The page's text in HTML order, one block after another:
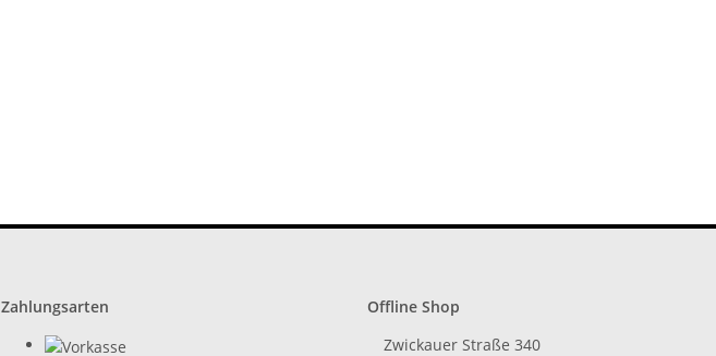
Zahlungsarten
Offline Shop
Zwickauer Straße 340